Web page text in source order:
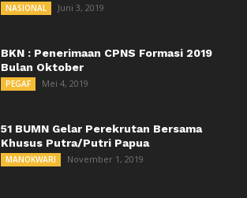
NASIONAL Juni 3, 2019
BKN : Penerimaan CPNS Formasi 2019
Bulan Oktober
PEGAF Mei 4, 2019
51 BUMN Gelar Perekrutan Bersama
Khusus Putra/Putri Papua
MANOKWARI November 1, 2019